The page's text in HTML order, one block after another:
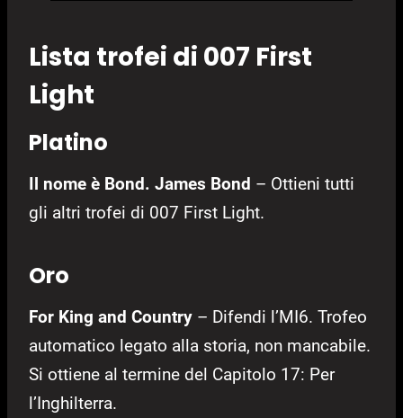
Lista trofei di 007 First
Light
Platino
Il nome è Bond. James Bond – Ottieni tutti
gli altri trofei di 007 First Light.
Oro
For King and Country – Difendi l’MI6. Trofeo
automatico legato alla storia, non mancabile.
Si ottiene al termine del Capitolo 17: Per
l’Inghilterra.